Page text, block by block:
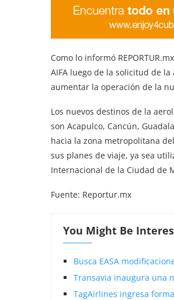
Como lo informó
AIFA luego de la solicitud de
aumentar la operación de la
Los nuevos destinos de la
son Acapulco, Cancún,
hacia la zona metropolitana
sus planes de viaje, ya sea
Internacional de la Ciudad de
Fuente: Reportur.mx
You Might Be
Busca EASA
Transavia inaugura una
TagAirlines ingresa